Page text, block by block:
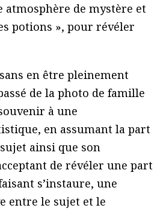
atmosphère de mystère et
potions », pour révéler
en être pleinement
de la photo de famille
à une
en assumant la part
ainsi que son
de révéler une part
s’instaure, une
entre le sujet et le